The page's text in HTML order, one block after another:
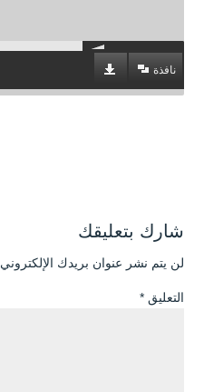
نافذة
شارك بتعليقك
لن يتم نشر عنوان بريدك الإلكتروني.
التعليق *